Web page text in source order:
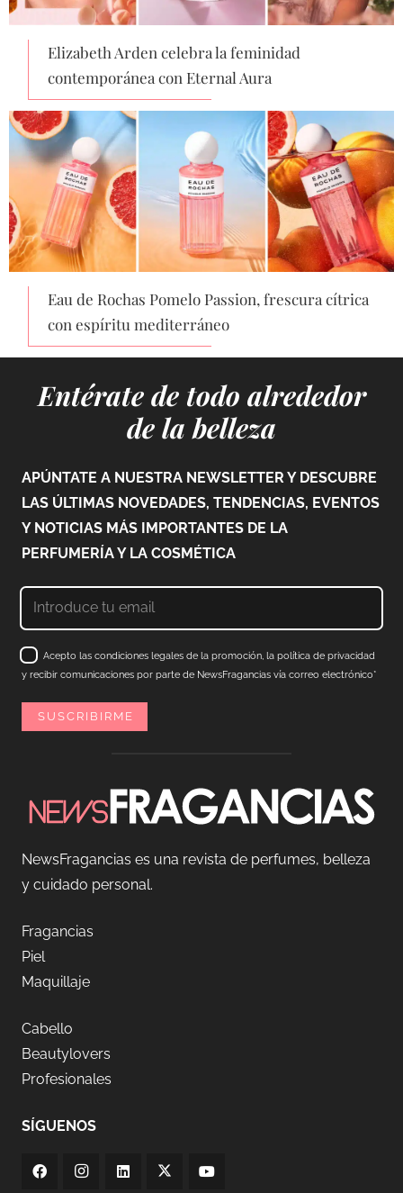
Elizabeth Arden celebra la feminidad
contemporánea con Eternal Aura
Eau de Rochas Pomelo Passion, frescura cítrica
con espíritu mediterráneo
Entérate de todo alrededor
de la belleza
APÚNTATE A NUESTRA NEWSLETTER Y DESCUBRE
LAS ÚLTIMAS NOVEDADES, TENDENCIAS, EVENTOS
Y NOTICIAS MÁS IMPORTANTES DE LA
PERFUMERÍA Y LA COSMÉTICA
Acepto las condiciones legales de la promoción, la política de privacidad
y recibir comunicaciones por parte de NewsFragancias vía correo electrónico*
NewsFragancias es una revista de perfumes, belleza
y cuidado personal.
Fragancias
Piel
Maquillaje
Cabello
Beautylovers
Profesionales
SÍGUENOS